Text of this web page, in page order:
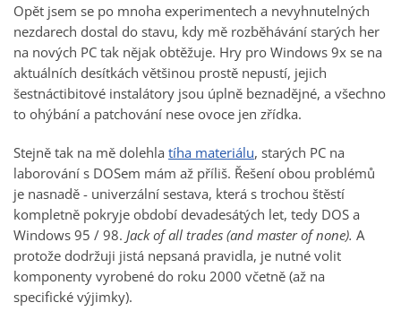
Opět jsem se po mnoha experimentech a nevyhnutelných
nezdarech dostal do stavu, kdy mě rozběhávání starých her
na nových PC tak nějak obtěžuje. Hry pro Windows 9x se na
aktuálních desítkách většinou prostě nepustí, jejich
šestnáctibitové instalátory jsou úplně beznadějné, a všechno
to ohýbání a patchování nese ovoce jen zřídka.
Stejně tak na mě dolehla tíha materiálu, starých PC na
laborování s DOSem mám až příliš. Řešení obou problémů
je nasnadě - univerzální sestava, která s trochou štěstí
kompletně pokryje období devadesátých let, tedy DOS a
Windows 95 / 98. Jack of all trades (and master of none). A
protože dodržuji jistá nepsaná pravidla, je nutné volit
komponenty vyrobené do roku 2000 včetně (až na
specifické výjimky).